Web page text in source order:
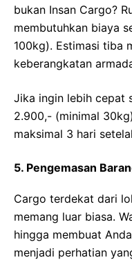
bukan Insan Cargo?
membutuhkan biaya
100kg). Estimasi tiba
keberangkatan
Jika ingin lebih cepat
2.900,- (minimal
maksimal 3 hari
5. Pengemasan
Cargo terdekat dari
memang luar biasa.
hingga membuat
menjadi perhatian